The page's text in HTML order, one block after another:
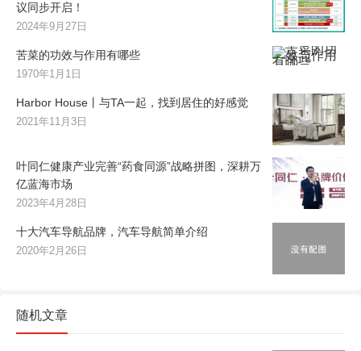
议同步开启！
2024年9月27日
苦菜的功效与作用有哪些
1970年1月1日
Harbor House丨与TA一起，找到居住的好感觉
2021年11月3日
叶同仁健康产业完善“药食同源”战略拼图，深耕万
亿蓝海市场
2023年4月28日
十大汽车导航品牌，汽车导航简单介绍
2020年2月26日
随机文章